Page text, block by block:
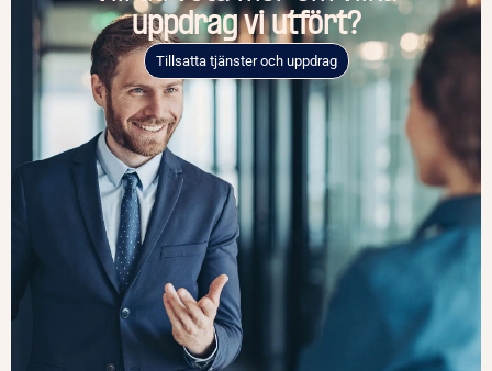
uppdrag vi utfört?
Tillsatta tjänster och uppdrag